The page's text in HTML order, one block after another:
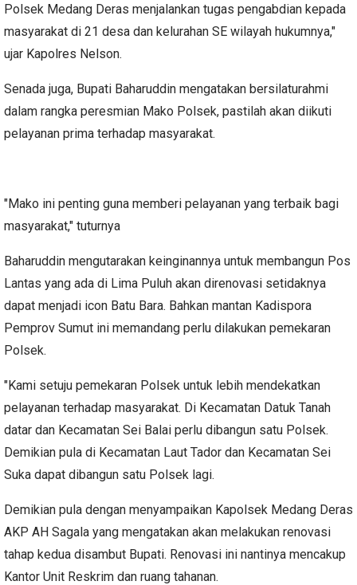
Polsek Medang Deras menjalankan tugas pengabdian kepada
masyarakat di 21 desa dan kelurahan SE wilayah hukumnya,"
ujar Kapolres Nelson.
Senada juga, Bupati Baharuddin mengatakan bersilaturahmi
dalam rangka peresmian Mako Polsek, pastilah akan diikuti
pelayanan prima terhadap masyarakat.
"Mako ini penting guna memberi pelayanan yang terbaik bagi
masyarakat," tuturnya
Baharuddin mengutarakan keinginannya untuk membangun Pos
Lantas yang ada di Lima Puluh akan direnovasi setidaknya
dapat menjadi icon Batu Bara. Bahkan mantan Kadispora
Pemprov Sumut ini memandang perlu dilakukan pemekaran
Polsek.
"Kami setuju pemekaran Polsek untuk lebih mendekatkan
pelayanan terhadap masyarakat. Di Kecamatan Datuk Tanah
datar dan Kecamatan Sei Balai perlu dibangun satu Polsek.
Demikian pula di Kecamatan Laut Tador dan Kecamatan Sei
Suka dapat dibangun satu Polsek lagi.
Demikian pula dengan menyampaikan Kapolsek Medang Deras
AKP AH Sagala yang mengatakan akan melakukan renovasi
tahap kedua disambut Bupati. Renovasi ini nantinya mencakup
Kantor Unit Reskrim dan ruang tahanan.